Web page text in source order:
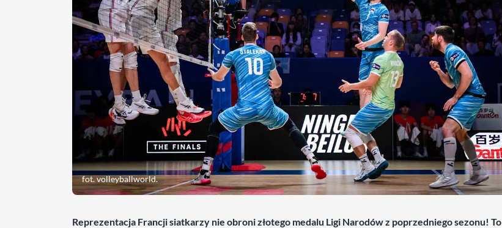
fot. volleyballworld.
Reprezentacja Francji siatkarzy nie obroni złotego medalu Ligi Narodów z poprzedniego sezonu! To